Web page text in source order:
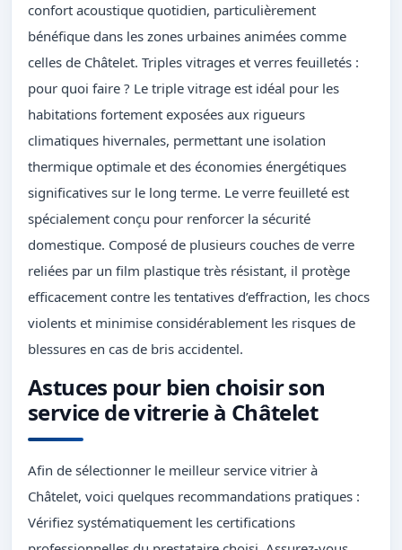
confort acoustique quotidien, particulièrement
bénéfique dans les zones urbaines animées comme
celles de Châtelet. Triples vitrages et verres feuilletés :
pour quoi faire ? Le triple vitrage est idéal pour les
habitations fortement exposées aux rigueurs
climatiques hivernales, permettant une isolation
thermique optimale et des économies énergétiques
significatives sur le long terme. Le verre feuilleté est
spécialement conçu pour renforcer la sécurité
domestique. Composé de plusieurs couches de verre
reliées par un film plastique très résistant, il protège
efficacement contre les tentatives d’effraction, les chocs
violents et minimise considérablement les risques de
blessures en cas de bris accidentel.
Astuces pour bien choisir son
service de vitrerie à Châtelet
Afin de sélectionner le meilleur service vitrier à
Châtelet, voici quelques recommandations pratiques :
Vérifiez systématiquement les certifications